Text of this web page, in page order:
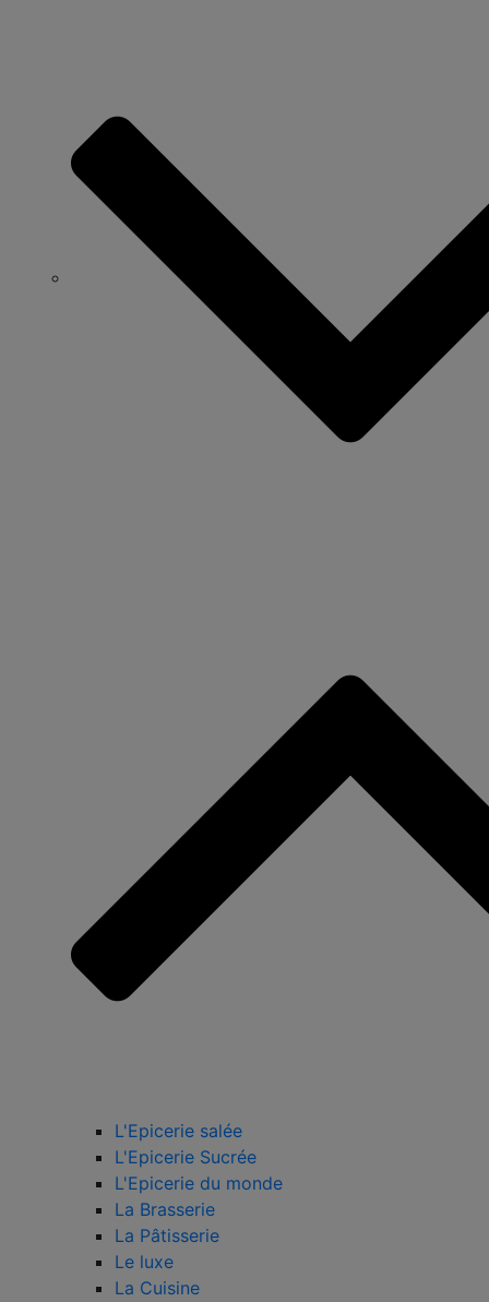
L'Epicerie salée
L'Epicerie Sucrée
L'Epicerie du monde
La Brasserie
La Pâtisserie
Le luxe
La Cuisine